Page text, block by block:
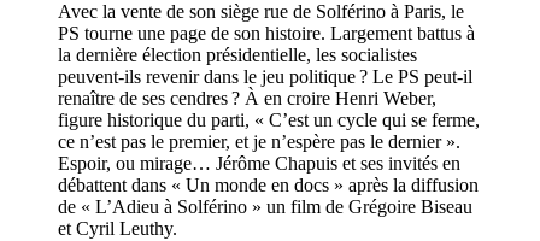
Avec la vente de son siège rue de Solférino à Paris, le
PS tourne une page de son histoire. Largement battus à
la dernière élection présidentielle, les socialistes
peuvent-ils revenir dans le jeu politique ? Le PS peut-il
renaître de ses cendres ? À en croire Henri Weber,
figure historique du parti, « C’est un cycle qui se ferme,
ce n’est pas le premier, et je n’espère pas le dernier ».
Espoir, ou mirage… Jérôme Chapuis et ses invités en
débattent dans « Un monde en docs » après la diffusion
de « L’Adieu à Solférino » un film de Grégoire Biseau
et Cyril Leuthy.